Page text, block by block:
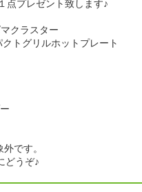
点プレゼント致します♪
クラスター
トグリルホットプレート
です。
どうぞ♪